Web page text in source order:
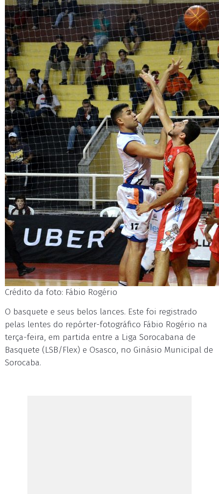
Crédito da foto: Fábio Rogério
O basquete e seus belos lances. Este foi registrado
pelas lentes do repórter-fotográfico Fábio Rogério na
terça-feira, em partida entre a Liga Sorocabana de
Basquete (LSB/Flex) e Osasco, no Ginásio Municipal de
Sorocaba.